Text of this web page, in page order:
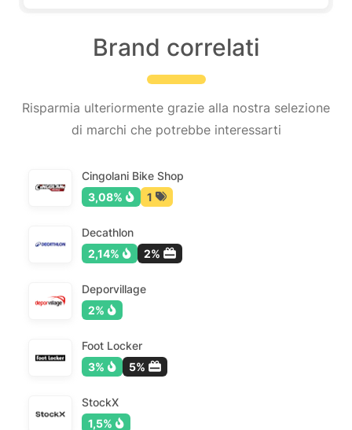
Brand correlati
Risparmia ulteriormente grazie alla nostra selezione
di marchi che potrebbe interessarti
Cingolani Bike Shop
3,08%
1
Decathlon
2,14%
2%
Deporvillage
2%
Foot Locker
3%
5%
StockX
1,5%